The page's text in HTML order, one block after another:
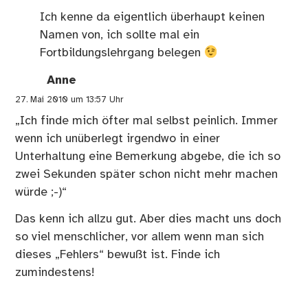
Ich kenne da eigentlich überhaupt keinen
Namen von, ich sollte mal ein
Fortbildungslehrgang belegen
Anne
27. Mai 2010 um 13:57 Uhr
„Ich finde mich öfter mal selbst peinlich. Immer
wenn ich unüberlegt irgendwo in einer
Unterhaltung eine Bemerkung abgebe, die ich so
zwei Sekunden später schon nicht mehr machen
würde ;-)“
Das kenn ich allzu gut. Aber dies macht uns doch
so viel menschlicher, vor allem wenn man sich
dieses „Fehlers“ bewußt ist. Finde ich
zumindestens!